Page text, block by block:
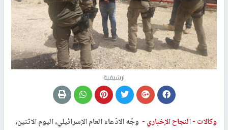
ارشيفية
وكالات -النجاح الإخباري - وجّه الادّعاء العام الإسرائيلي، اليوم الاثنين،